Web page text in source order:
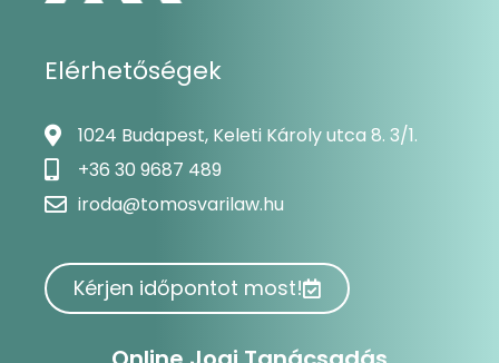
Elérhetőségek
1024 Budapest, Keleti Károly utca 8. 3/1.
+36 30 9687 489
iroda@tomosvarilaw.hu
Kérjen időpontot most!